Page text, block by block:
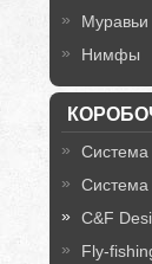
Нимфы
Система
Система
C&F
Fly-